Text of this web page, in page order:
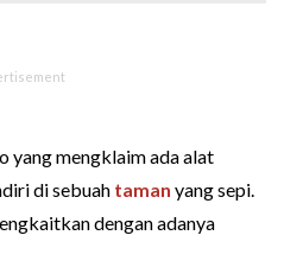
yang mengklaim ada alat
di sebuah taman yang sepi.
dengan adanya